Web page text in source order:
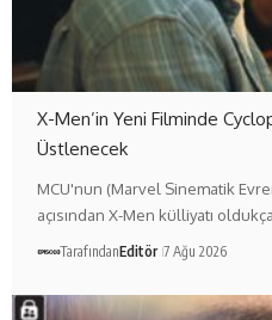
X-Men’in Yeni Filminde
Üstlenecek
MCU'nun (Marvel Sinematik
açısından X-Men külliyatı
TarafındanEditör 7 Ağu 2026